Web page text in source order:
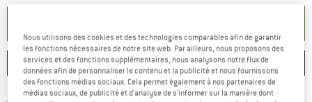
ENREGISTRER COMPARER
Trouve les infos sur la
Nous utilisons des cookies et des technologies comparables afin de garantir
les fonctions nécessaires de notre site web. Par ailleurs, nous proposons des
services et des fonctions supplémentaires, nous analysons notre flux de
données afin de personnaliser le contenu et la publicité et nous fournissons
des fonctions médias sociaux. Cela permet également à nos partenaires de
médias sociaux, de publicité et d'analyse de s'informer sur la manière dont